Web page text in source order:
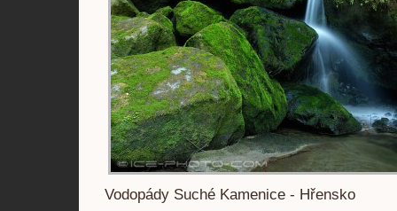
Vodopády Suché Kamenice - Hřensko